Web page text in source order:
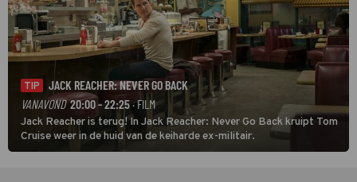
TIP
JACK REACHER: NEVER GO BACK
VANAVOND 20:00 - 22:25 · FILM
Jack Reacher is terug! In Jack Reacher: Never Go Back kruipt Tom
Cruise weer in de huid van de keiharde ex-militair.